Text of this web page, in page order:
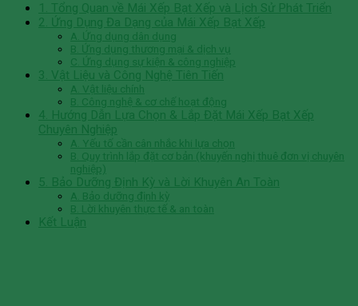
1. Tổng Quan về Mái Xếp Bạt Xếp và Lịch Sử Phát Triển
2. Ứng Dụng Đa Dạng của Mái Xếp Bạt Xếp
A. Ứng dụng dân dụng
B. Ứng dụng thương mại & dịch vụ
C. Ứng dụng sự kiện & công nghiệp
3. Vật Liệu và Công Nghệ Tiên Tiến
A. Vật liệu chính
B. Công nghệ & cơ chế hoạt động
4. Hướng Dẫn Lựa Chọn & Lắp Đặt Mái Xếp Bạt Xếp
Chuyên Nghiệp
A. Yếu tố cần cân nhắc khi lựa chọn
B. Quy trình lắp đặt cơ bản (khuyến nghị thuê đơn vị chuyên
nghiệp)
5. Bảo Dưỡng Định Kỳ và Lời Khuyên An Toàn
A. Bảo dưỡng định kỳ
B. Lời khuyên thực tế & an toàn
Kết Luận